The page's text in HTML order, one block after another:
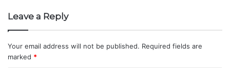
Leave a Reply
Your email address will not be published. Required fields are
marked *